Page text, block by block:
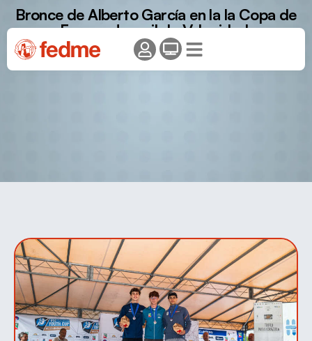
Bronce de Alberto García en la la Copa de
Europa Juvenil de Velocidad.